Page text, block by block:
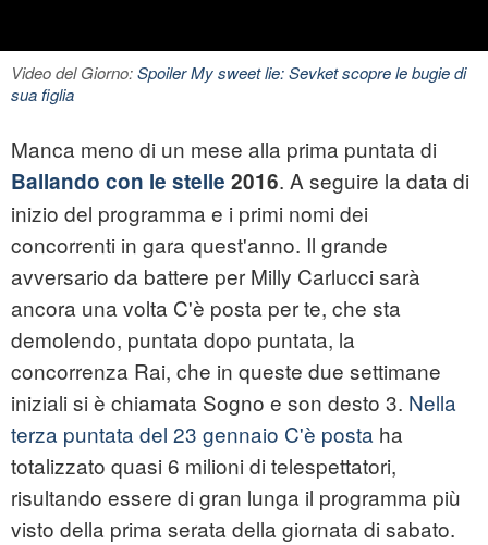
Video del Giorno:Spoiler My sweet lie: Sevket scopre le bugie di
sua figlia
Manca meno di un mese alla prima puntata di
Ballando con le stelle 2016. A seguire la data di
inizio del programma e i primi nomi dei
concorrenti in gara quest'anno. Il grande
avversario da battere per Milly Carlucci sarà
ancora una volta C'è posta per te, che sta
demolendo, puntata dopo puntata, la
concorrenza Rai, che in queste due settimane
iniziali si è chiamata Sogno e son desto 3. Nella
terza puntata del 23 gennaio C'è posta ha
totalizzato quasi 6 milioni di telespettatori,
risultando essere di gran lunga il programma più
visto della prima serata della giornata di sabato.